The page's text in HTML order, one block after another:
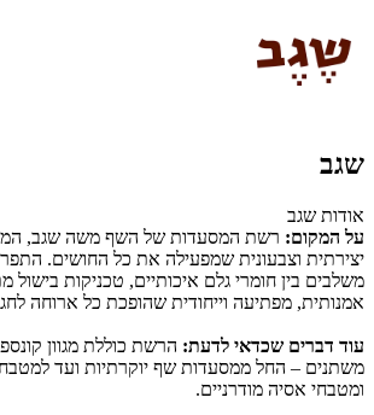
שגב
אודות שגב
על המקום: רשת המסעדות של השף משה שגב,
יצירתית וצבעונית שמפעילה את כל החושים.
משלבים בין חומרי גלם איכותיים, טכניקות בישול
אמנותית, מפתיעה וייחודית שהופכת כל ארוחה
עוד דברים שכדאי לדעת: הרשת כוללת מגוון
משתנים – החל ממסעדות שף יוקרתיות ועד
ומטבחי אסיה מודרניים.